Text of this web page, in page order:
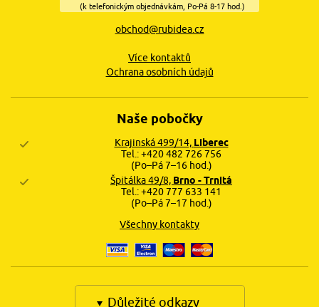
(k telefonickým objednávkám, Po-Pá 8-17 hod.)
obchod@rubidea.cz
Více kontaktů
Ochrana osobních údajů
Naše pobočky
Krajinská 499/14, Liberec
Tel.: +420 482 726 756
(Po–Pá 7–16 hod.)
Špitálka 49/8, Brno - Trnitá
Tel.: +420 777 633 141
(Po–Pá 7–17 hod.)
Všechny kontakty
Důležité odkazy